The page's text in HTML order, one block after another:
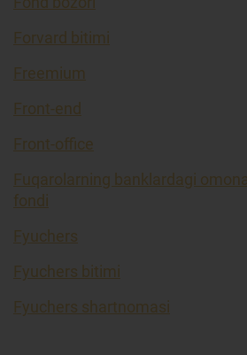
Forvard bitimi
Freemium
Front-end
Front-office
Fuqarolarning banklardagi
fondi
Fyuchers
Fyuchers bitimi
Fyuchers shartnomasi